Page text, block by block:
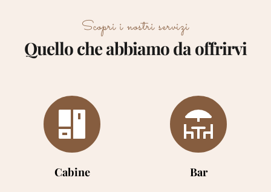
Scopri i nostri servizi
Quello che abbiamo da offrirvi
Cabine Bar